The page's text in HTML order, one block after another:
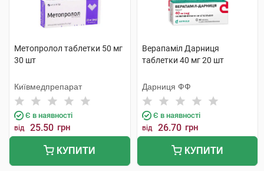
Метопролол таблетки 50 мг
30 шт
Київмедпрепарат
Є в наявності
від 25.50 грн
КУПИТИ
Верапаміл Дарниця
таблетки 40 мг 20 шт
Дарниця ФФ
Є в наявності
від 26.70 грн
КУПИТИ